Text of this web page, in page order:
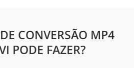
CONVERSÃO MP4
PODE FAZER?